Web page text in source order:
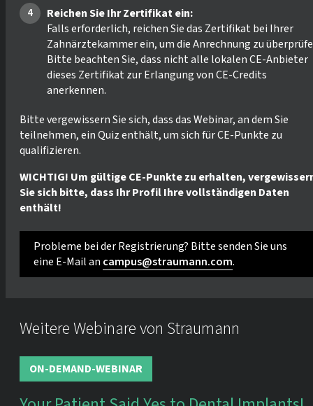
Reichen Sie Ihr Zertifikat ein:
Falls erforderlich, reichen Sie das Zertifikat bei Ihrer
Zahnärztekammer ein, um die Anrechnung zu
Bitte beachten Sie, dass nicht alle lokalen CE-Anbieter
dieses Zertifikat zur Erlangung von CE-Credits
anerkennen.
Bitte vergewissern Sie sich, dass das Webinar, an dem Sie
teilnehmen, ein Quiz enthält, um sich für CE-Punkte zu
qualifizieren.
WICHTIG! Um gültige CE-Punkte zu erhalten,
Sie sich bitte, dass Ihr Profil Ihre vollständigen Daten
enthält!
Probleme bei der Registrierung? Bitte senden Sie uns
eine E-Mail an campus@straumann.com.
Weitere Webinare von Straumann
ON-DEMAND-WEBINAR